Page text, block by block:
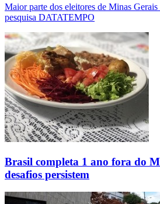
Maior parte dos eleitores de Minas
pesquisa DATATEMPO
Brasil completa 1 ano fora do
desafios persistem